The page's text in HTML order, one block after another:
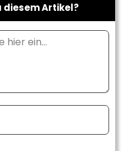
diesem Artikel?